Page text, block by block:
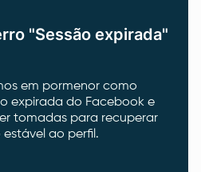
"Sessão expirada"
em pormenor como
expirada do Facebook e
tomadas para recuperar
ao perfil.